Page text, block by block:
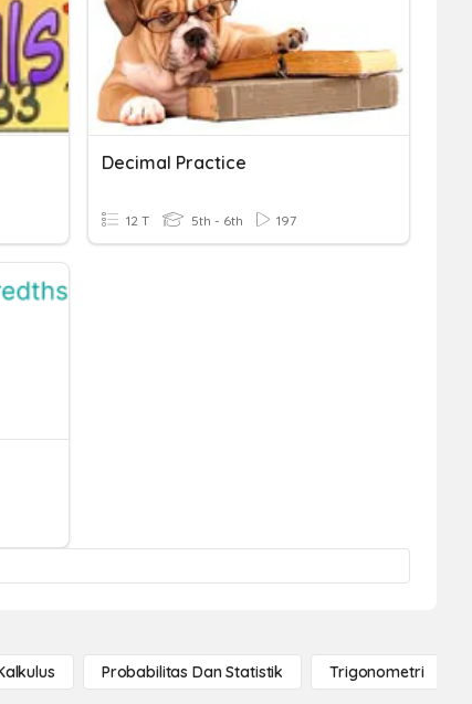
Decimal Practice
12 T 5th - 6th 197
Probabilitas Dan Statistik Trigonometri